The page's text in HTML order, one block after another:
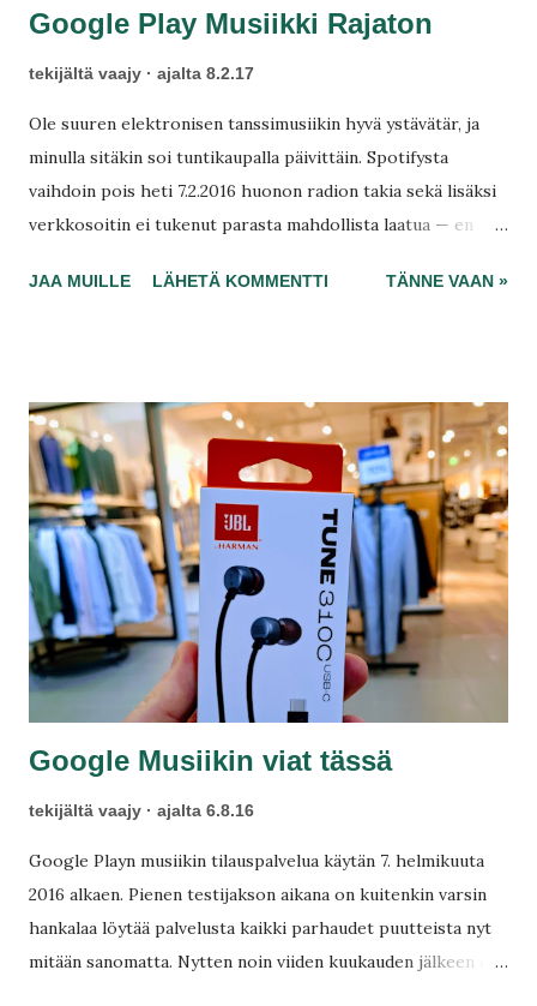
Google Play Musiikki Rajaton
tekijältä vaajy ajalta 8.2.17
Ole suuren elektronisen tanssimusiikin hyvä ystävätär, ja
minulla sitäkin soi tuntikaupalla päivittäin. Spotifysta
vaihdoin pois heti 7.2.2016 huonon radion takia sekä lisäksi
verkkosoitin ei tukenut parasta mahdollista laatua — en
käytössä ainakaan. Enpä edes tiedä miksi ostin
JAA MUILLE LÄHETÄ KOMMENTTI TÄNNE VAAN »
Google Musiikin viat tässä
tekijältä vaajy ajalta 6.8.16
Google Playn musiikin tilauspalvelua käytän 7. helmikuuta
2016 alkaen. Pienen testijakson aikana on kuitenkin varsin
hankalaa löytää palvelusta kaikki parhaudet puutteista nyt
mitään sanomatta. Nytten noin viiden kuukauden jälkeen on